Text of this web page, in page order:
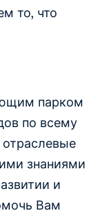
то, что
парком
по всему
знаниями
и
Вам